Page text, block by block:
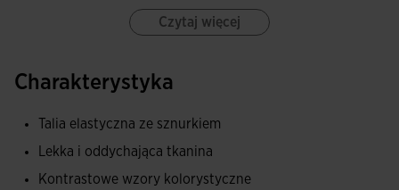
Są wyposażone w elastyczny pas, który dopasowuje się do
sznurkom ściągającym. Boczne dolne rozcięcia na
Wykonane z lekkiego materiału, który odprowadza pot,
Czytaj więcej
Charakterystyka
Talia elastyczna ze sznurkiem
Lekka i oddychająca tkanina
Kontrastowe wzory kolorystyczne